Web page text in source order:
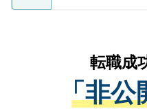
ているすべての
は、個人情報の
管理基準を満た
る、プライバシ
かがいして、現
経験をまじえな
させていただき
ない方には、長
転職成
「非公